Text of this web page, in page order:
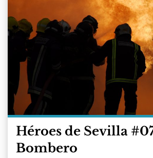
Héroes de Sevilla
Bombero